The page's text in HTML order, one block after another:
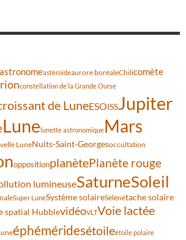
astronomeastéroïdeaurore boréaleChilicomète
constellation de la Grande Ourse
de LuneESOISSJupiter
Lune lunette astronomiqueMars
LuneNuits-Saint-Georgesoccultation
oppositionplanètePlanète rouge
lumineuseSaturneSoleil
Super LuneSystème solaireSélénétache solaire
spatial HubblevidéoVLTVoie lactée
éphéméridesétoileétoile polaire